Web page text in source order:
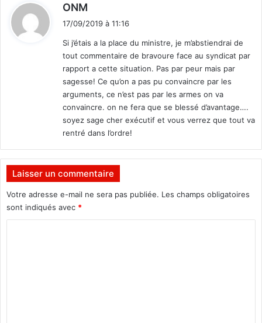
ONM
:
17/09/2019 à 11:16
Si j’étais a la place du ministre, je m’abstiendrai de
tout commentaire de bravoure face au syndicat par
rapport a cette situation. Pas par peur mais par
sagesse! Ce qu’on a pas pu convaincre par les
arguments, ce n’est pas par les armes on va
convaincre. on ne fera que se blessé d’avantage….
soyez sage cher exécutif et vous verrez que tout va
rentré dans l’ordre!
Laisser un commentaire
Votre adresse e-mail ne sera pas publiée. Les champs obligatoires
sont indiqués avec *